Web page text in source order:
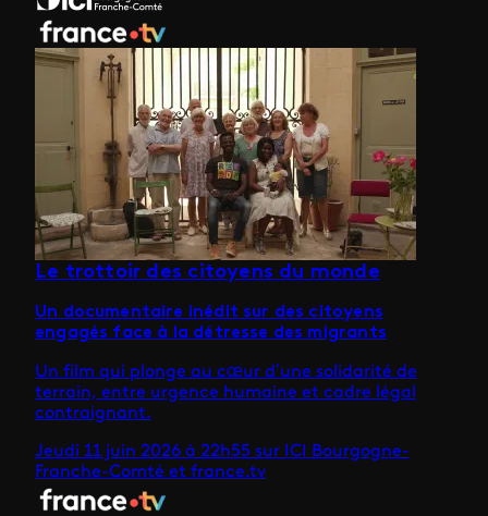
Le trottoir des citoyens du monde
Un documentaire inédit sur des citoyens
engagés face à la détresse des migrants
Un film qui plonge au cœur d’une solidarité de
terrain, entre urgence humaine et cadre légal
contraignant.
Jeudi 11 juin 2026 à 22h55 sur ICI Bourgogne-
Franche-Comté et france.tv